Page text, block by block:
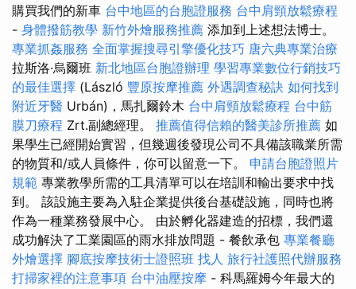
購買我們的新車 台中地區的台胞證服務 台中肩頸放鬆療程
- 身體撥筋教學 新竹外燴服務推薦 添加到上述想法博士。
專業抓姦服務 全面掌握搜尋引擎優化技巧 唐六典專業治療
拉斯洛·烏爾班 新北地區台胞證辦理 學習專業數位行銷技巧
的最佳選擇 (László 豐原按摩推薦 外遇調查秘訣 如何找到
附近牙醫 Urbán)，馬扎爾鈴木 台中肩頸放鬆療程 台中筋
膜刀療程 Zrt.副總經理。 推薦值得信賴的醫美診所推薦 如
果學生已經開始實習，但幾週後發現公司不具備該職業所需
的物質和/或人員條件，你可以留意一下。 申請台胞證照片
規範 專業教學所需的工具清單可以在培訓和輸出要求中找
到。 該設施主要為入駐企業提供後台基礎設施，同時也將
作為一種業務發展中心。 由於孵化器建造的招標，我們還
成功解決了工業園區的雨水排放問題 - 餐飲承包 專業餐廳
外燴選擇 腳底按摩技術士證照班 找人 旅行社護照代辦服務
打掃家裡的注意事項 台中油壓按摩 - 科馬羅姆今年最大的